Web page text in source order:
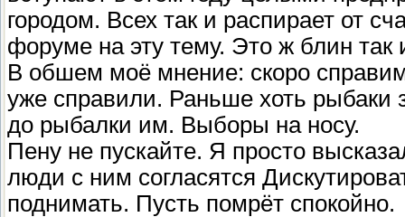
городом. Всех так и распирает от
форуме на эту тему. Это ж блин так
В обшем моё мнение: скоро
уже справили. Раньше хоть рыбаки
до рыбалки им. Выборы на носу.
Пену не пускайте. Я просто
люди с ним согласятся
поднимать. Пусть помрёт спокойно.